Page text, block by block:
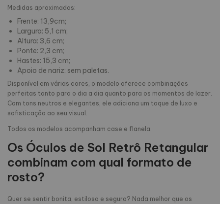
Medidas aproximadas:
Frente: 13,9cm;
Largura: 5,1 cm;
Altura: 3,6 cm;
Ponte: 2,3 cm;
Hastes: 15,3 cm;
Apoio de nariz: sem paletas.
Disponível em várias cores, o modelo oferece combinações
perfeitas tanto para o dia a dia quanto para os momentos de lazer.
Com tons neutros e elegantes, ele adiciona um toque de luxo e
sofisticação ao seu visual.
Todos os modelos acompanham case e flanela.
Os Óculos de Sol Retrô Retangular
combinam com qual formato de
rosto?
Quer se sentir bonita, estilosa e segura? Nada melhor que os